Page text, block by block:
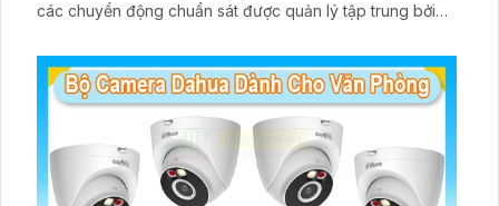
các chuyển động chuẩn sát được quản lý tập trung bởi